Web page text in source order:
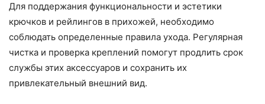
Для поддержания функциональности и эстетики
крючков и рейлингов в прихожей, необходимо
соблюдать определенные правила ухода. Регулярная
чистка и проверка креплений помогут продлить срок
службы этих аксессуаров и сохранить их
привлекательный внешний вид.